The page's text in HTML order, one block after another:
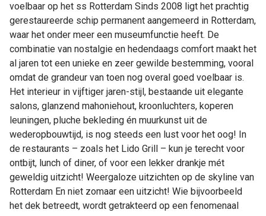
voelbaar op het ss Rotterdam Sinds 2008 ligt het prachtig
gerestaureerde schip permanent aangemeerd in Rotterdam,
waar het onder meer een museumfunctie heeft. De
combinatie van nostalgie en hedendaags comfort maakt het
al jaren tot een unieke en zeer gewilde bestemming, vooral
omdat de grandeur van toen nog overal goed voelbaar is.
Het interieur in vijftiger jaren-stijl, bestaande uit elegante
salons, glanzend mahoniehout, kroonluchters, koperen
leuningen, pluche bekleding én muurkunst uit de
wederopbouwtijd, is nog steeds een lust voor het oog! In
de restaurants – zoals het Lido Grill – kun je terecht voor
ontbijt, lunch of diner, of voor een lekker drankje mét
geweldig uitzicht! Weergaloze uitzichten op de skyline van
Rotterdam En niet zomaar een uitzicht! Wie bijvoorbeeld
het dek betreedt, wordt getrakteerd op een fenomenaal